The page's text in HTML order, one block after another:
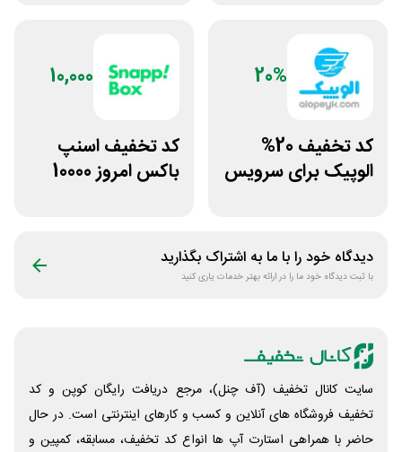
20%
کد تخفیف 20%
الوپیک برای سرویس
10,000
کد تخفیف اسنپ
باکس امروز 10000
دیدگاه خود را با ما به اشتراک بگذارید
با ثبت دیدگاه خود ما را در ارائه بهتر خدمات یاری کنید
سایت کانال تخفیف (آف چنل)، مرجع دریافت رایگان کوپن و کد
تخفیف فروشگاه های آنلاین و کسب و‌ کارهای اینترنتی است. در حال
حاضر با همراهی استارت آپ ها انواع کد تخفیف، مسابقه، کمپین و